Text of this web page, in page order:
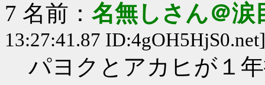
7 名前： 名無しさん＠涙
13:27:41.87 ID:4gOH5HjS0.net]
パヨクとアカヒが１